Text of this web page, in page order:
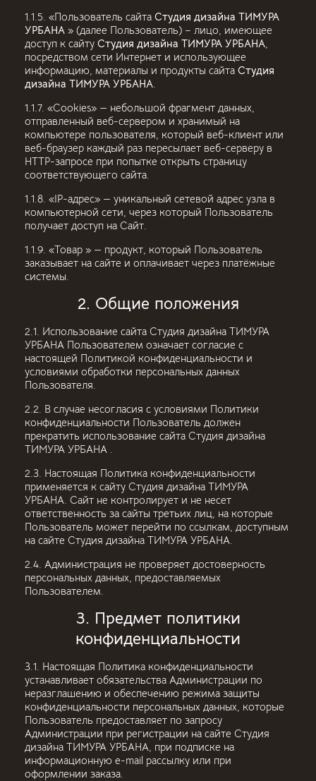
1.1.5. «Пользователь сайта Студия дизайна ТИМУРА
УРБАНА » (далее Пользователь) – лицо, имеющее
доступ к сайту Студия дизайна ТИМУРА УРБАНА,
посредством сети Интернет и использующее
информацию, материалы и продукты сайта Студия
дизайна ТИМУРА УРБАНА.
1.1.7. «Cookies» — небольшой фрагмент данных,
отправленный веб-сервером и хранимый на
компьютере пользователя, который веб-клиент или
веб-браузер каждый раз пересылает веб-серверу в
HTTP-запросе при попытке открыть страницу
соответствующего сайта.
1.1.8. «IP-адрес» — уникальный сетевой адрес узла в
компьютерной сети, через который Пользователь
получает доступ на Сайт.
1.1.9. «Товар » — продукт, который Пользователь
заказывает на сайте и оплачивает через платёжные
системы.
2. Общие положения
2.1. Использование сайта Студия дизайна ТИМУРА
УРБАНА Пользователем означает согласие с
настоящей Политикой конфиденциальности и
условиями обработки персональных данных
Пользователя.
2.2. В случае несогласия с условиями Политики
конфиденциальности Пользователь должен
прекратить использование сайта Студия дизайна
ТИМУРА УРБАНА .
2.3. Настоящая Политика конфиденциальности
применяется к сайту Студия дизайна ТИМУРА
УРБАНА. Сайт не контролирует и не несет
ответственность за сайты третьих лиц, на которые
Пользователь может перейти по ссылкам, доступным
на сайте Студия дизайна ТИМУРА УРБАНА.
2.4. Администрация не проверяет достоверность
персональных данных, предоставляемых
Пользователем.
3. Предмет политики
конфиденциальности
3.1. Настоящая Политика конфиденциальности
устанавливает обязательства Администрации по
неразглашению и обеспечению режима защиты
конфиденциальности персональных данных, которые
Пользователь предоставляет по запросу
Администрации при регистрации на сайте Студия
дизайна ТИМУРА УРБАНА, при подписке на
информационную e-mail рассылку или при
оформлении заказа.